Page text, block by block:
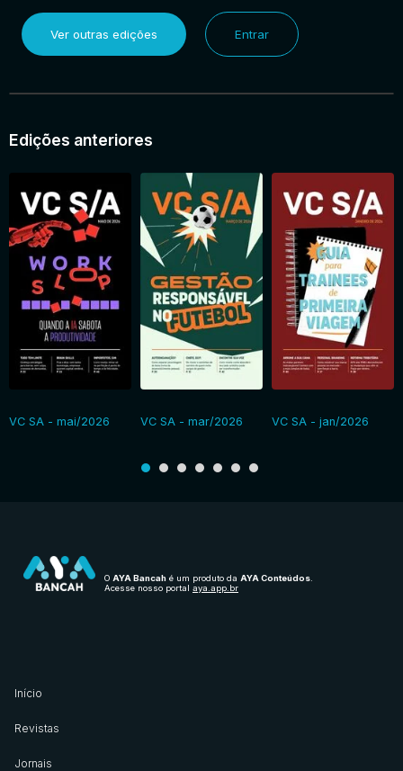
Ver outras edições Entrar
Edições anteriores
VC SA - mai/2026 VC SA - mar/2026 VC SA - jan/2026
O AYA Bancah é um produto da AYA Conteúdos
Acesse nosso portal aya.app.br
Início
Revistas
Jornais